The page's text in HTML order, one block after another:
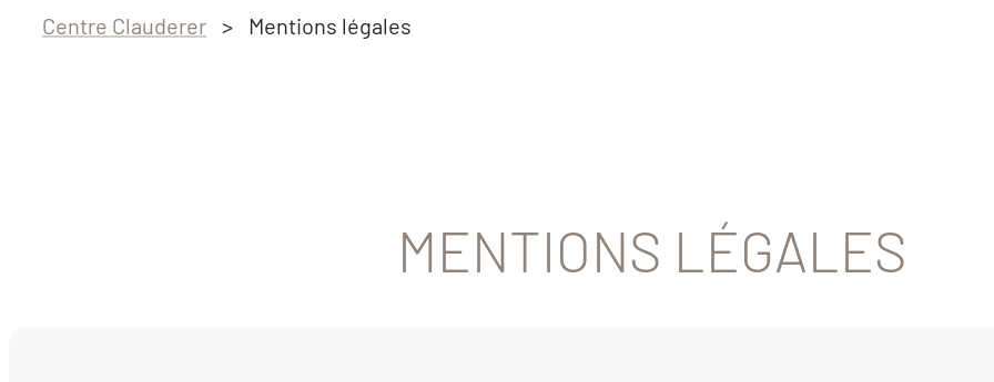
Centre Clauderer > Mentions légales
MENTIONS LÉGALES